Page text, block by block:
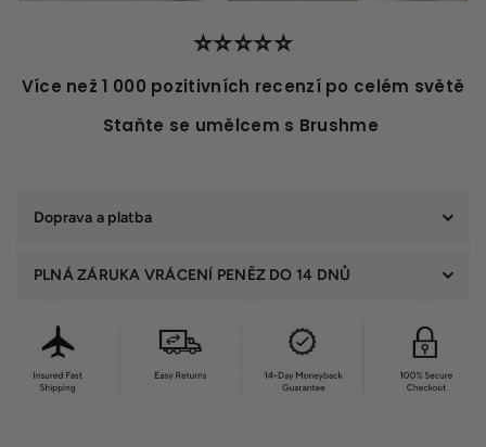
⭐️⭐️⭐️⭐️⭐️
Více než 1 000 pozitivních recenzí po celém světě
Staňte se umělcem s Brushme
Doprava a platba
PLNÁ ZÁRUKA VRÁCENÍ PENĚZ DO 14 DNŮ